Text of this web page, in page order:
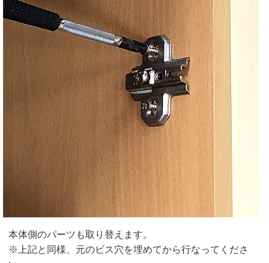
本体側のパーツも取り替えます。
※上記と同様、元のビス穴を埋めてから行なってくださ